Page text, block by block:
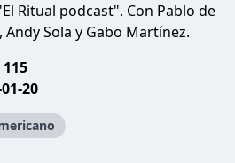
Ritual podcast". Con Pablo de
Andy Sola y Gabo Martínez.
115
20